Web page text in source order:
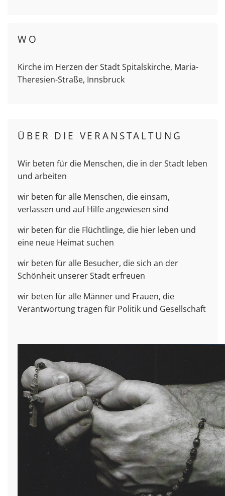
WO
Kirche im Herzen der Stadt Spitalskirche, Maria-
Theresien-Straße, Innsbruck
ÜBER DIE VERANSTALTUNG
Wir beten für die Menschen, die in der Stadt leben
und arbeiten
wir beten für alle Menschen, die einsam,
verlassen und auf Hilfe angewiesen sind
wir beten für die Flüchtlinge, die hier leben und
eine neue Heimat suchen
wir beten für alle Besucher, die sich an der
Schönheit unserer Stadt erfreuen
wir beten für alle Männer und Frauen, die
Verantwortung tragen für Politik und Gesellschaft